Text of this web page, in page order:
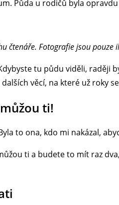
Půda u rodičů byla
čtenáře. Fotografie jsou
tu půdu viděli, raději
věcí, na které už roky
ti!
to ona, kdo mi nakázal,
ti a budete to mít raz